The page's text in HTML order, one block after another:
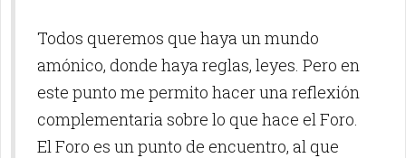
Todos queremos que haya un mundo
amónico, donde haya reglas, leyes. Pero en
este punto me permito hacer una reflexión
complementaria sobre lo que hace el Foro.
El Foro es un punto de encuentro, al que